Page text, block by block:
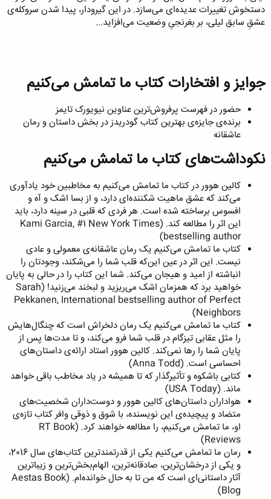
دستخوش تغییرات عدیده‌ای می‌سازد. در این گیرودار، پیدا شدن سروکله‌ی
عشقِ سابق لیلی، بر بغرنجیِ وضعیت می‌افزاید...
جوایز و افتخارات کتاب ما تمامش می‌کنیم​
حضور در فهرست پرفروش‌ترین عناوین نیویورک تایمز
برنده‌ی جایزه‌ی بهترین کتاب گودریدز در بخش داستان و رمان
عاشقانه
نکوداشت‌های کتاب ما تمامش می‌کنیم​
کالین هوور در کتاب ما تمامش می‌کنیم به مخاطبین خود یادآوری
می‌کند که عشق ماهیت شکننده‌ای دارد، و از بسا اشک و آه و
افسوس برساخته شده است. هر فردی که قلبی در سینه دارد، باید
این اثر را مطالعه کند. (Kami Garcia, #1 New York Times
bestselling author)
کتاب ما تمامش می‌کنیم یک رمان عاشقانه‌ی معمولی و عادی
نیست. این اثر در عین این‌که قلب شما را می‌شکند، وجودتان را
انباشته از امید و هیجان می‌کند. شما این کتاب را در حالی به پایان
خواهید برد که همزمان اشک می‌ریزید و لبخند می‌زنید! (Sarah
Pekkanen, International bestselling author of Perfect
Neighbors)
کتاب ما تمامش می‌کنیم یک رمان دلخراش است که چنگال‌هایش
را مثل عقابی تیزگام در قلب شما فرو می‌کند، و تا مدت‌ها پس از
پایان شما را رها نمی‌کند. کالین هوور استاد ارائه‌ی داستان‌های
احساسی است. (Anna Todd)
کتابی باشکوه و تأثیرگذار که تا همیشه در یاد مخاطب باقی خواهد
ماند. (USA Today)
هواداران داستان‌های کالین هوور و دوست‌داران شخصیت‌های
متضاد و پیچیده‌ی این نویسنده، با شوق و ذوقی وافر کتاب تازه‌ی
او، ما تمامش می‌کنیم، را مطالعه خواهند کرد. (RT Book
Reviews)
رمان ما تمامش می‌کنیم یکی از قدرتمندترین کتاب‌های سال 2016،
و یکی از درخشان‌ترین، صادقانه‌ترین، الهام‌بخش‌ترین و زیباترین
آثار داستانی‌ای است که من تا به حال خوانده‌ام. (Aestas Book
Blog)